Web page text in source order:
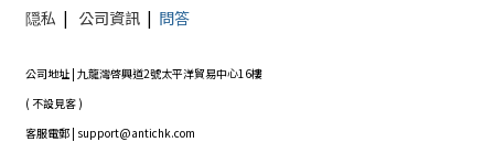
隠私 | 公司資訊 | 問答
公司地址 | 九龍灣啓興道2號太平洋貿易中心16樓
( 不設見客 )
客服電郵 | support@antichk.com